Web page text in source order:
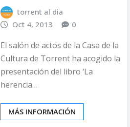
torrent al dia
Oct 4, 2013
0
El salón de actos de la Casa de la
Cultura de Torrent ha acogido la
presentación del libro ‘La
herencia…
MÁS INFORMACIÓN